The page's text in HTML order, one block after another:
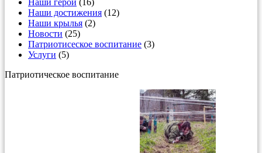
Наши герои (16)
Наши достижения (12)
Наши крылья (2)
Новости (25)
Патриотисеское воспитание (3)
Услуги (5)
Патриотическое воспитание